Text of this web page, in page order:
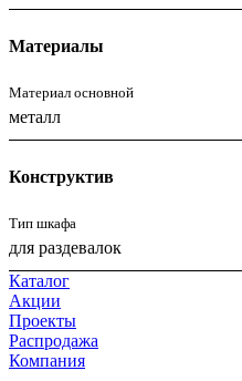
Материалы
Материал основной
металл
Конструктив
Тип шкафа
для раздевалок
Каталог
Акции
Проекты
Распродажа
Компания